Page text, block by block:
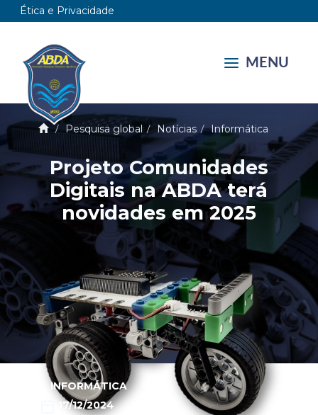
Ética e Privacidade
MENU
Pesquisa global Notícias Informática
Projeto Comunidades
Digitais na ABDA terá
novidades em 2025
INFORMÁTICA
17/12/2024